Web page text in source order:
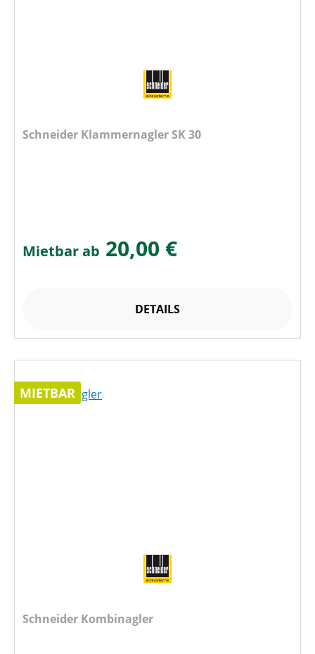
Schneider Klammernagler SK 30
Mietbar ab 20,00 €
DETAILS
MIETBAR
Schneider Kombinagler